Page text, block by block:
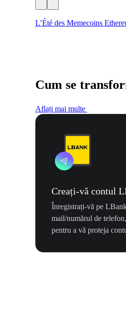
L’Été des Memecoins
Cum se
Aflați mai multe
Creați-vă contul
Înregistrați-vă pe
mail/numărul de
pentru a vă proteja